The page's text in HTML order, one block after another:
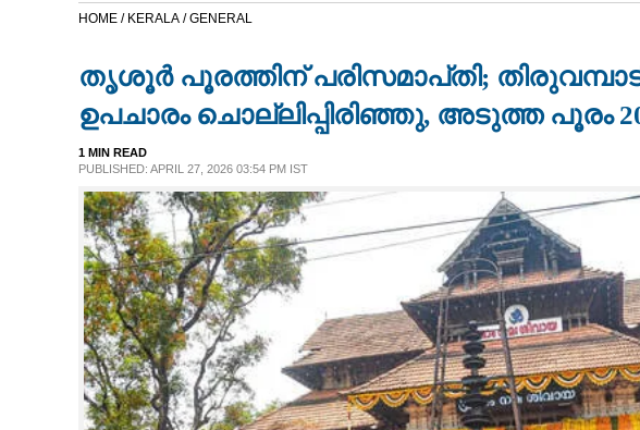
NEWS 360
CASE DIARY
LIFESTYLE
HOME / KERALA /GENERAL
തൃശൂർ പൂരത്തിന് പരിസമാപ്‌തി;
ഉപചാരം ചൊല്ലിപ്പിരിഞ്ഞു, അടുത്ത പൂരം
1 MIN READ
PUBLISHED: APRIL 27, 2026 03:54 PM IST